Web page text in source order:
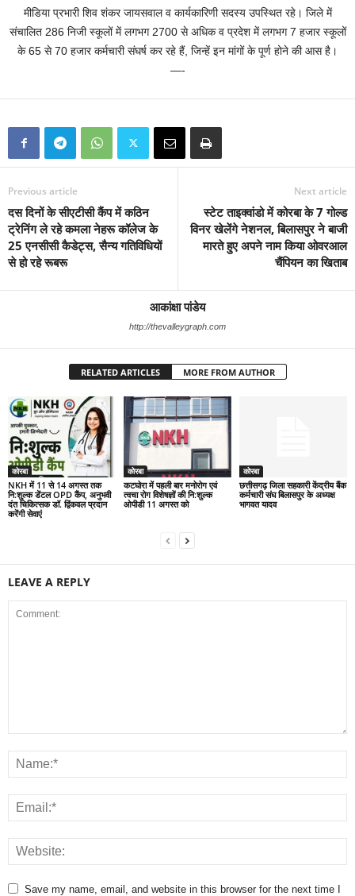
मीडिया प्रभारी शिव शंकर जायसवाल व कार्यकारिणी सदस्य उपस्थित रहे। जिले में
संचालित 286 निजी स्कूलों में लगभग 2700 से अधिक व प्रदेश में लगभग 7 हजार स्कूलों
के 65 से 70 हजार कर्मचारी संघर्ष कर रहे हैं, जिन्हें इन मांगों के पूर्ण होने की आस है।
—-
Previous article
दस दिनों के सीएटीसी कैंप में कठिन
ट्रेनिंग ले रहे कमला नेहरू कॉलेज के
25 एनसीसी कैडेट्स, सैन्य गतिविधियों
से हो रहे रूबरू
Next article
स्टेट ताइक्वांडो में कोरबा के 7 गोल्ड
विनर खेलेंगे नेशनल, बिलासपुर ने बाजी
मारते हुए अपने नाम किया ओवरआल
चैंपियन का खिताब
आकांक्षा पांडेय
http://thevalleygraph.com
RELATED ARTICLES MORE FROM AUTHOR
कोरबा
NKH में 11 से 14 अगस्त तक
नि:शुल्क डेंटल OPD कैंप, अनुभवी
दंत चिकित्सक डॉ. द्विंकवल प्रदान
करेंगी सेवाएं
कोरबा
कटघोरा में पहली बार मनोरोग एवं
त्वचा रोग विशेषज्ञों की नि:शुल्क
ओपीडी 11 अगस्त को
कोरबा
छत्तीसगढ़ जिला सहकारी केंद्रीय बैंक
कर्मचारी संघ बिलासपुर के अध्यक्ष
भागवत यादव
LEAVE A REPLY
Save my name, email, and website in this browser for the next time I